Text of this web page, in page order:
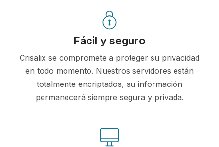
Fácil y seguro
Crisalix se compromete a proteger su privacidad
en todo momento. Nuestros servidores están
totalmente encriptados, su información
permanecerá siempre segura y privada.